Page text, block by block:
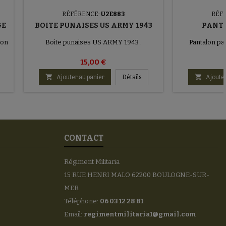
RÉFÉRENCE: U2E883
BOITE PUNAISES US ARMY 1943
Boite punaises US ARMY 1943 .
15,00 €
 Ajouter au panier Détails
Pantalon

CONTACT
Régiment Militaria
15 RUE HENRI MALO 62200 BOULOGNE-SUR-
MER
Téléphone: 06 03 12 28 81
Email: regimentmilitaria1@gmail.com